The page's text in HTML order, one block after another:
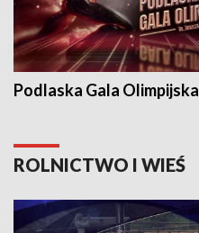
Podlaska Gala Olimpijska
ROLNICTWO I WIEŚ